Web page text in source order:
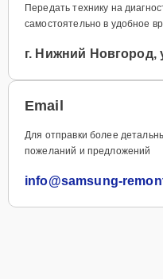
Передать технику на
самостоятельно в удобное
г. Нижний Новгород,
Email
Для отправки более
пожеланий и предложений
info@samsung-